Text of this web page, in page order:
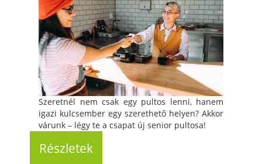
Szeretnél nem csak egy pultos lenni, hanem
igazi kulcsember egy szerethető helyen? Akkor
várunk – légy te a csapat új senior pultosa!
Részletek